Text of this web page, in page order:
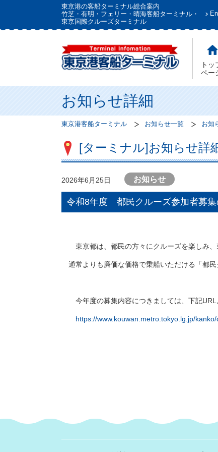
東京港の客船ターミナル総合案内
竹芝・有明・フェリー・晴海客船ターミナル・
東京国際クルーズターミナル
トッ
ペー
お知らせ詳細
東京港客船ターミナル お知らせ一覧 お知
[ターミナル]お知らせ詳
2026年6月25日 お知らせ
令和8年度 都民クルーズ参加者募集
東京都は、都民の方々にクルーズを楽しみ、
通常よりも廉価な価格で乗船いただける「都民
今年度の募集内容につきましては、下記URL
https://www.kouwan.metro.tokyo.lg.jp/